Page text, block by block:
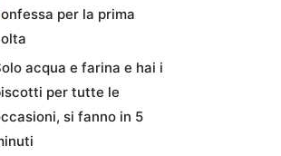
per la prima
acqua e farina e hai i
per tutte le
si fanno in 5